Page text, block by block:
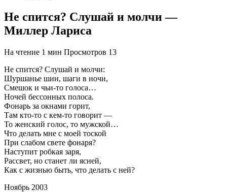
Не спится? Слушай и молчи —
Миллер Лариса
На чтение 1 мин Просмотров 13
Не спится? Слушай и молчи:
Шуршанье шин, шаги в ночи,
Смешок и чьи-то голоса…
Ночей бессонных полоса.
Фонарь за окнами горит,
Там кто-то с кем-то говорит —
То женский голос, то мужской…
Что делать мне с моей тоской
При слабом свете фонаря?
Наступит робкая заря,
Рассвет, но станет ли ясней,
Как с жизнью быть, что делать с ней?
Ноябрь 2003